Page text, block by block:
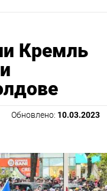
Кремль
Обновлено: 10.03.2023